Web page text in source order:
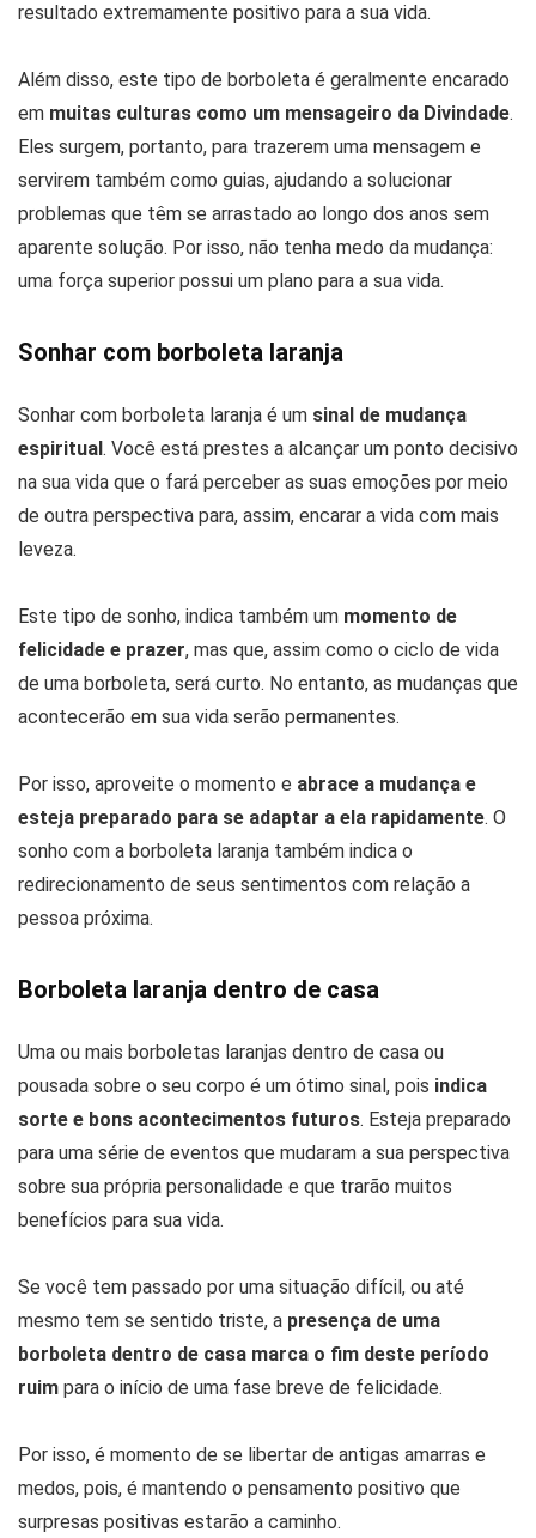
resultado extremamente positivo para a sua vida.
Além disso, este tipo de borboleta é geralmente encarado
em muitas culturas como um mensageiro da Divindade.
Eles surgem, portanto, para trazerem uma mensagem e
servirem também como guias, ajudando a solucionar
problemas que têm se arrastado ao longo dos anos sem
aparente solução. Por isso, não tenha medo da mudança:
uma força superior possui um plano para a sua vida.
Sonhar com borboleta laranja
Sonhar com borboleta laranja é um sinal de mudança
espiritual . Você está prestes a alcançar um ponto decisivo
na sua vida que o fará perceber as suas emoções por meio
de outra perspectiva para, assim, encarar a vida com mais
leveza.
Este tipo de sonho, indica também um momento de
felicidade e prazer, mas que, assim como o ciclo de vida
de uma borboleta, será curto. No entanto, as mudanças que
acontecerão em sua vida serão permanentes.
Por isso, aproveite o momento e abrace a mudança e
esteja preparado para se adaptar a ela rapidamente. O
sonho com a borboleta laranja também indica o
redirecionamento de seus sentimentos com relação a
pessoa próxima.
Borboleta laranja dentro de casa
Uma ou mais borboletas laranjas dentro de casa ou
pousada sobre o seu corpo é um ótimo sinal, pois indica
sorte e bons acontecimentos futuros. Esteja preparado
para uma série de eventos que mudaram a sua perspectiva
sobre sua própria personalidade e que trarão muitos
benefícios para sua vida.
Se você tem passado por uma situação difícil, ou até
mesmo tem se sentido triste, a presença de uma
borboleta dentro de casa marca o fim deste período
ruim para o início de uma fase breve de felicidade.
Por isso, é momento de se libertar de antigas amarras e
medos, pois, é mantendo o pensamento positivo que
surpresas positivas estarão a caminho.